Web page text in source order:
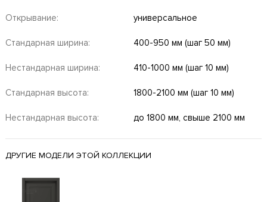
Открывание: универсальное
Стандарная ширина: 400-950 мм (шаг 50 мм)
Нестандарная ширина: 410-1000 мм (шаг 10 мм)
Стандарная высота: 1800-2100 мм (шаг 10 мм)
Нестандарная высота: до 1800 мм, свыше 2100 мм
ДРУГИЕ МОДЕЛИ ЭТОЙ КОЛЛЕКЦИИ